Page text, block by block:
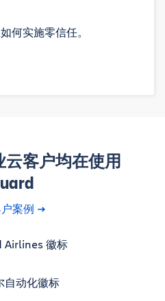
何实施零信任。
云客户均在使用
案例